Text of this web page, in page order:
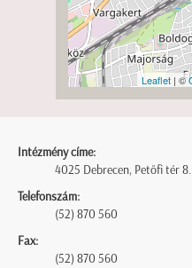
Leaflet | ©
Intézmény címe:
4025 Debrecen, Petőfi tér 8.
Telefonszám:
(52) 870 560
Fax:
(52) 870 560